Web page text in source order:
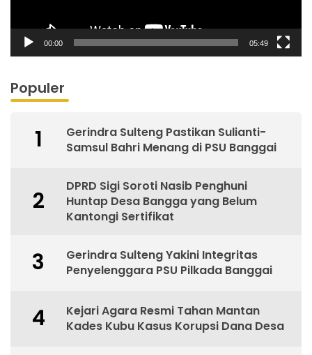
00:00 05:49
Populer
1
Gerindra Sulteng Pastikan Sulianti-
Samsul Bahri Menang di PSU Banggai
2
DPRD Sigi Soroti Nasib Penghuni
Huntap Desa Bangga yang Belum
Kantongi Sertifikat
3
Gerindra Sulteng Yakini Integritas
Penyelenggara PSU Pilkada Banggai
4
Kejari Agara Resmi Tahan Mantan
Kades Kubu Kasus Korupsi Dana Desa